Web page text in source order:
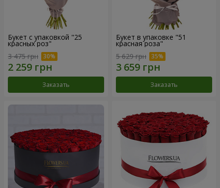
Букет с упаковкой "25
красных роз"
3 475 грн
Заказать
Букет в упаковке "51
красная роза"
5 629 грн
Заказать